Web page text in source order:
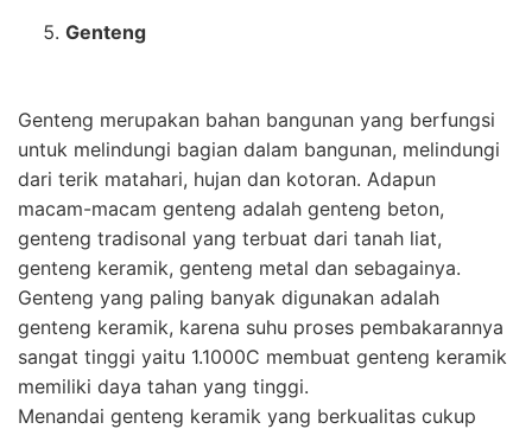
Genteng
Genteng merupakan bahan bangunan yang berfungsi
untuk melindungi bagian dalam bangunan, melindungi
dari terik matahari, hujan dan kotoran. Adapun
macam-macam genteng adalah genteng beton,
genteng tradisonal yang terbuat dari tanah liat,
genteng keramik, genteng metal dan sebagainya.
Genteng yang paling banyak digunakan adalah
genteng keramik, karena suhu proses pembakarannya
sangat tinggi yaitu 1.1000C membuat genteng keramik
memiliki daya tahan yang tinggi.
Menandai genteng keramik yang berkualitas cukup